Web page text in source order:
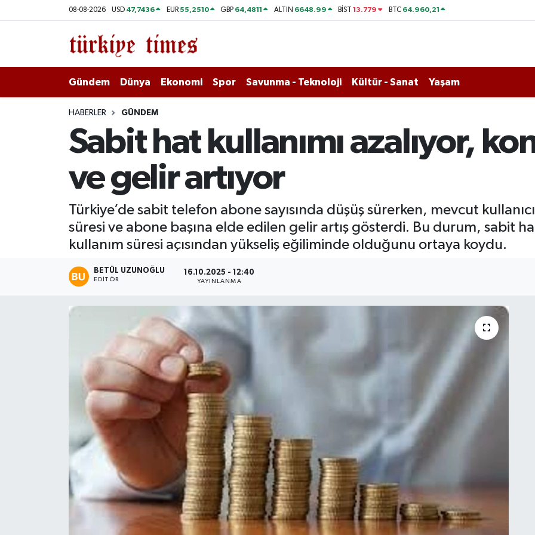
08-08-2026 USD 47,7436 EUR55,2510 GBP 64,4811 ALTIN 6648.99 BİST13.779 BTC 64.960,21
Gündem Dünya Ekonomi Spor Savunma - Teknoloji Kültür - Sanat Yaşam
HABERLER GÜNDEM
Sabit hat kullanımı azalıyor,
ve gelir artıyor
Türkiye’de sabit telefon abone sayısında düşüş sürerken, mevcut
süresi ve abone başına elde edilen gelir artış gösterdi. Bu durum, sabit
kullanım süresi açısından yükseliş eğiliminde olduğunu ortaya koydu.
BETÜL UZUNOĞLU
EDITÖR
16.10.2025 - 12:40
YAYINLANMA
Gündem
Hava Durumu
Süper Lig Puan Durumu ve Fikstür
Tüm Manşetler